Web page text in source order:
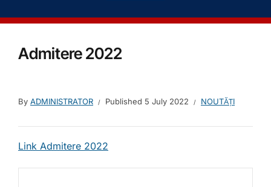
Admitere 2022
By ADMINISTRATOR Published 5 July 2022 NOUTĂȚI
Link Admitere 2022